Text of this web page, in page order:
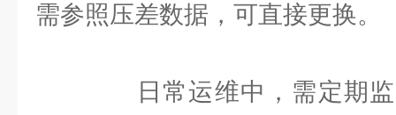
需参照压差数据，可直接更换。
日常运维中，需定期监